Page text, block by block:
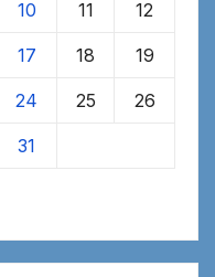
10 11 12
17 18 19
24 25 26
31